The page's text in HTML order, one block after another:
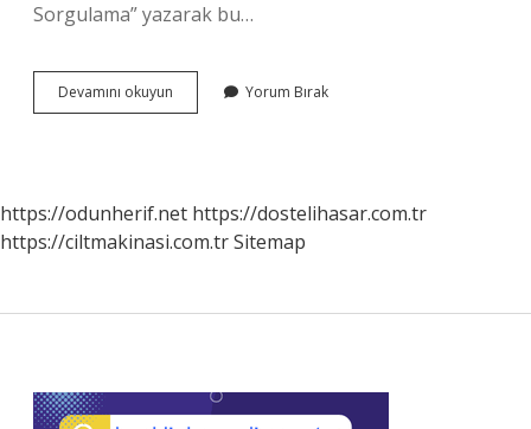
Sorgulama” yazarak bu…
Devamını okuyun Bireysel
Emeklilik
Yorum Bırak
https://odunherif.net https://dostelihasar.com.tr
https://ciltmakinasi.com.trSitemap
Sidebar